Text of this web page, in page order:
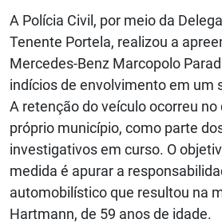
A Polícia Civil, por meio da
Tenente Portela, realizou a
Mercedes-Benz Marcopolo
indícios de envolvimento em um
A retenção do veículo ocorreu no
próprio município, como parte
investigativos em curso. O
medida é apurar a
automobilístico que resultou na
Hartmann, de 59 anos de idade.